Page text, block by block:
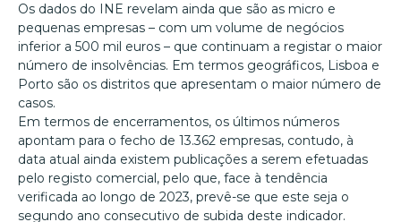
Os dados do INE revelam ainda que são as micro e
pequenas empresas – com um volume de negócios
inferior a 500 mil euros – que continuam a registar o maior
número de insolvências. Em termos geográficos, Lisboa e
Porto são os distritos que apresentam o maior número de
casos.
Em termos de encerramentos, os últimos números
apontam para o fecho de 13.362 empresas, contudo, à
data atual ainda existem publicações a serem efetuadas
pelo registo comercial, pelo que, face à tendência
verificada ao longo de 2023, prevê-se que este seja o
segundo ano consecutivo de subida deste indicador.